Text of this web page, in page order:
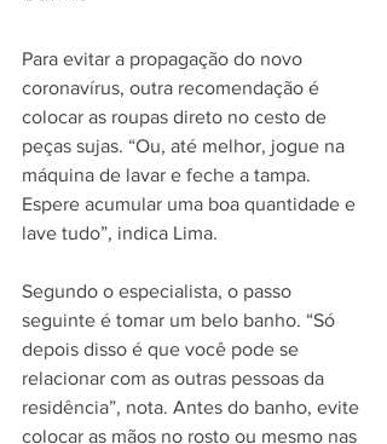
Para evitar a propagação do novo
coronavírus, outra recomendação é
colocar as roupas direto no cesto de
peças sujas. “Ou, até melhor, jogue na
máquina de lavar e feche a tampa.
Espere acumular uma boa quantidade e
lave tudo”, indica Lima.
Segundo o especialista, o passo
seguinte é tomar um belo banho. “Só
depois disso é que você pode se
relacionar com as outras pessoas da
residência”, nota. Antes do banho, evite
colocar as mãos no rosto ou mesmo nas